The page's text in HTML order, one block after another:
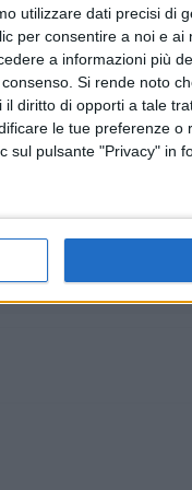
utilizzare dati precisi di
per consentire a noi e
a informazioni più
Si rende noto
diritto di opporti a tale
le tue preferenze o
pulsante "Privacy" in
di promozione
e alcune
di
DEL TURISMO
il programma della
Patronale 2026: tra
nuove iniziative